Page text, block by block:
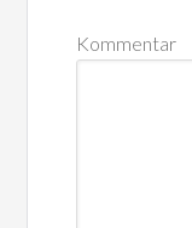
Kommentar